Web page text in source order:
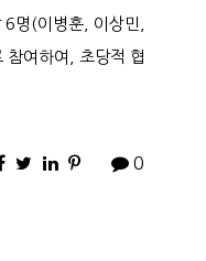
명(이병훈, 이상민,
여하여, 초당적 협
0